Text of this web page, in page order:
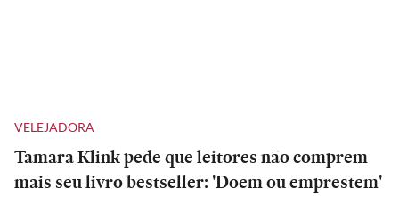
VELEJADORA
Tamara Klink pede que leitores não comprem
mais seu livro bestseller: 'Doem ou emprestem'